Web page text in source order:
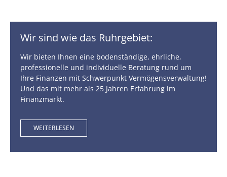
Wir sind wie das Ruhrgebiet:
Wir bieten Ihnen eine bodenständige, ehrliche,
professionelle und individuelle Beratung rund um
Ihre Finanzen mit Schwerpunkt Vermögensverwaltung!
Und das mit mehr als 25 Jahren Erfahrung im
Finanzmarkt.
WEITERLESEN